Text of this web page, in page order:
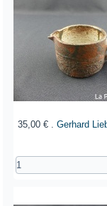
35,00 €
Gerhard